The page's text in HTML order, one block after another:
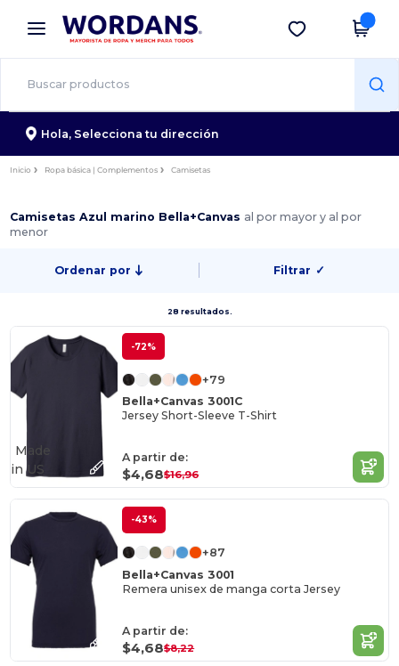
× App de Wordans
¡Mejores precios en app!
Descargar app
Hola, Selecciona tu dirección
Inicio Ropa básica | Complementos Camisetas
Camisetas Azul marino Bella+Canvas al por mayor y al por
menor
Ordenar por Filtrar ✓
28 resultados.
-72%
+79
Bella+Canvas 3001C
Jersey Short-Sleeve T-Shirt
A partir de:
$4,68$16,96
Made
in US
-43%
+87
Bella+Canvas 3001
Remera unisex de manga corta Jersey
A partir de:
$4,68$8,22